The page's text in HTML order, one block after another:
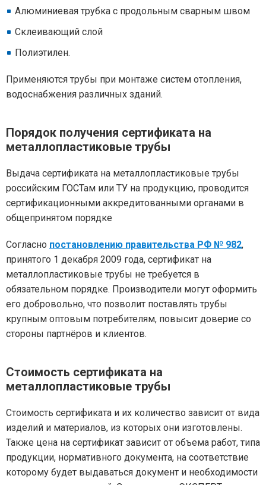
Алюминиевая трубка с продольным сварным швом
Склеивающий слой
Полиэтилен.
Применяются трубы при монтаже систем отопления,
водоснабжения различных зданий.
Порядок получения сертификата на
металлопластиковые трубы
Выдача сертификата на металлопластиковые трубы
российским ГОСТам или ТУ на продукцию, проводится
сертификационными аккредитованными органами в
общепринятом порядке
Согласно постановлению правительства РФ № 982,
принятого 1 декабря 2009 года, сертификат на
металлопластиковые трубы не требуется в
обязательном порядке. Производители могут оформить
его добровольно, что позволит поставлять трубы
крупным оптовым потребителям, повысит доверие со
стороны партнёров и клиентов.
Стоимость сертификата на
металлопластиковые трубы
Стоимость сертификата и их количество зависит от вида
изделий и материалов, из которых они изготовлены.
Также цена на сертификат зависит от объема работ, типа
продукции, нормативного документа, на соответствие
которому будет выдаваться документ и необходимости